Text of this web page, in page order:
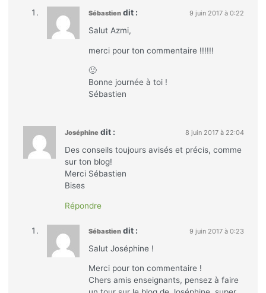
Sébastien dit : 9 juin 2017 à 0:22
Salut Azmi,
merci pour ton commentaire !!!!!!
🙂
Bonne journée à toi !
Sébastien
Joséphine dit : 8 juin 2017 à 22:04
Des conseils toujours avisés et précis, comme
sur ton blog!
Merci Sébastien
Bises
Répondre
Sébastien dit : 9 juin 2017 à 0:23
Salut Joséphine !
Merci pour ton commentaire !
Chers amis enseignants, pensez à faire